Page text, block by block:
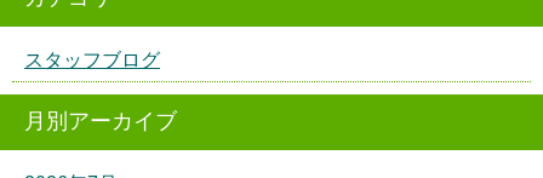
スタッフブログ
月別アーカイブ